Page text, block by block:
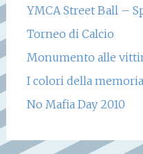
YMCA Street Ball –
Torneo di Calcio
Monumento alle
I colori della memoria
No Mafia Day 2010